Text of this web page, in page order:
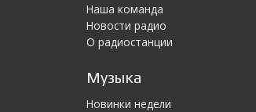
Наша команда
Новости радио
О радиостанции
Музыка
Новинки недели